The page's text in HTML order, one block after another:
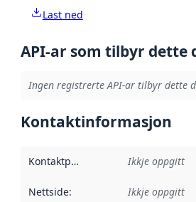
Last ned
API-ar som tilbyr dette
Ingen registrerte API-ar tilbyr dette
Kontaktinformasjon
Kontaktpunkt Ikkje oppgitt
Nettside: Ikkje oppgitt